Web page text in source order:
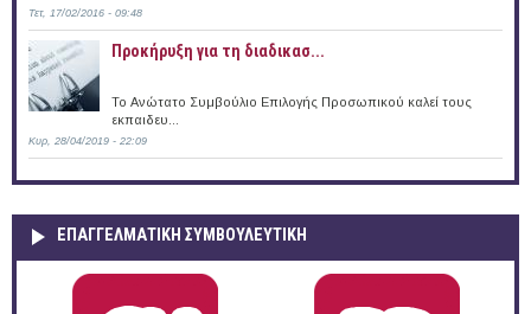
Τετ, 17/02/2016 - 09:48
Προκήρυξη για τη διαδικασ...
Το Ανώτατο Συμβούλιο Επιλογής Προσωπικού καλεί τους
εκπαιδευ...
Κυρ, 28/04/2019 - 22:09
ΕΠΑΓΓΕΛΜΑΤΙΚΉ ΣΥΜΒΟΥΛΕΥΤΙΚΉ